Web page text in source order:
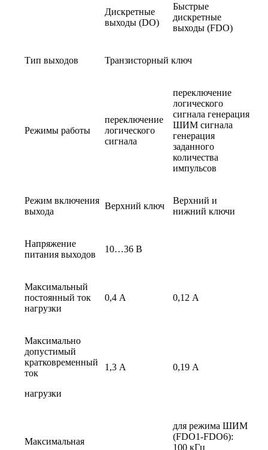
Дискретные
выходы (DO)
Быстрые
дискретные
выходы (FDO)
Тип выходов Транзисторный ключ
Режимы работы
переключение
логического
сигнала
переключение
логического
сигнала генерация
ШИМ сигнала
генерация
заданного
количества
импульсов
Режим включения
выхода
Верхний ключ
Верхний и
нижний ключи
Напряжение
питания выходов
10…36 В
Максимальный
постоянный ток
нагрузки
0,4 А 0,12 А
Максимально
допустимый
кратковременный
ток
нагрузки
1,3 А 0,19 А
Максимальная
для режима ШИМ
(FDO1-FDO6):
100 кГц